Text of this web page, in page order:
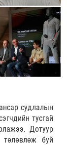
судлалын
тусгай
Дотуур
буй